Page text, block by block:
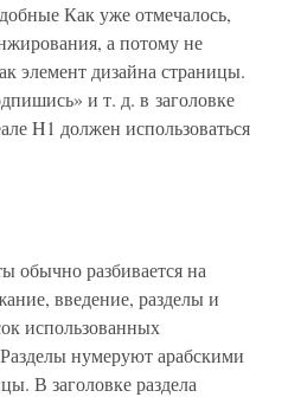
Как уже отмечалось,
а потому не
элемент дизайна страницы.
и т. д. в заголовке
H1 должен использоваться
обычно разбивается на
введение, разделы и
использованных
нумеруют арабскими
В заголовке раздела